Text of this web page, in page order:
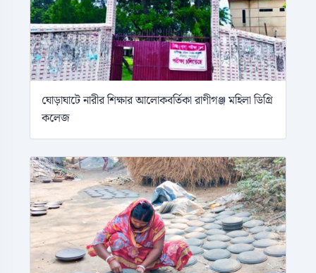
ঘোড়াঘাটে নারীর শিক্ষার আলোকবর্তিকা রাণীগঞ্জ মহিলা ডিগ্রি
কলেজ